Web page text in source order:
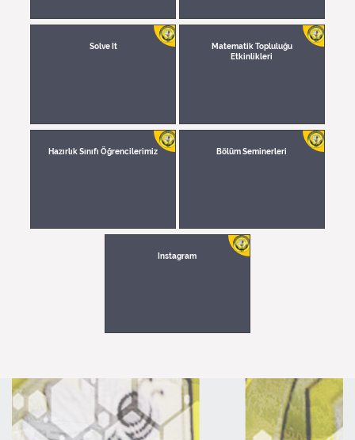
Solve It
Matematik Topluluğu
Etkinlikleri
Hazırlık Sınıfı Öğrencilerimiz Bölüm Seminerleri
Instagram